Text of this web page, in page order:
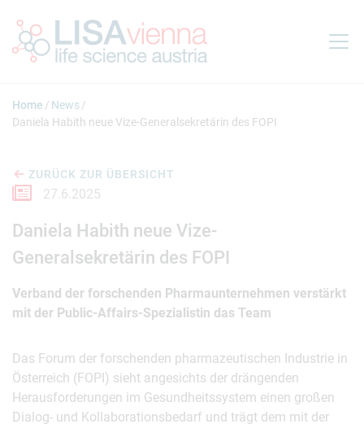
Home
News
Daniela Habith neue Vize-Generalsekretärin des FOPI
ZURÜCK ZUR ÜBERSICHT
27.6.2025
Daniela Habith neue Vize-
Generalsekretärin des FOPI
Verband der forschenden Pharmaunternehmen verstärkt
mit der Public-Affairs-Spezialistin das Team
Das Forum der forschenden pharmazeutischen Industrie in
Österreich (FOPI) sieht angesichts der drängenden
Herausforderungen im Gesundheitssystem einen großen
Dialog- und Kollaborationsbedarf und trägt dem mit der